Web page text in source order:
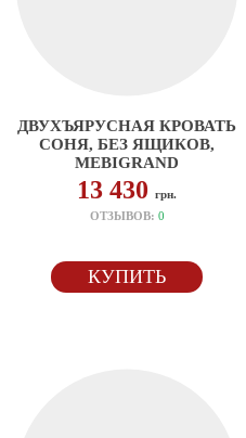
ДВУХЪЯРУСНАЯ КРОВАТЬ
СОНЯ, БЕЗ ЯЩИКОВ,
MEBIGRAND
13 430грн.
ОТЗЫВОВ: 0
КУПИТЬ